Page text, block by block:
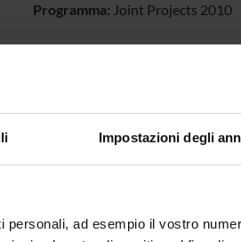
Impostazioni degli
personali, ad esempio il vostro
Programma: Joint Projects 2010
Tecnico-Amministrativo